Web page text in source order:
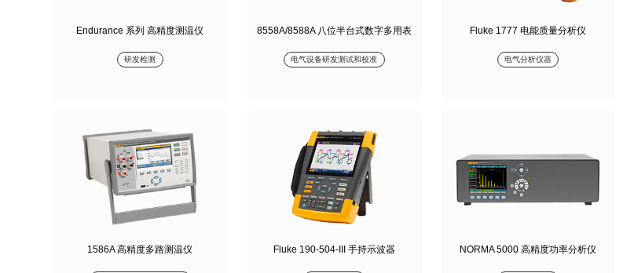
Endurance 系列 高精度测温仪
研发检测
8558A/8588A 八位半台式数字多用表
电气设备研发测试和校准
Fluke 1777 电能质量分析仪
电气分析仪器
1586A 高精度多路测温仪 Fluke 190-504-III 手持示波器 NORMA 5000 高精度功率分析仪